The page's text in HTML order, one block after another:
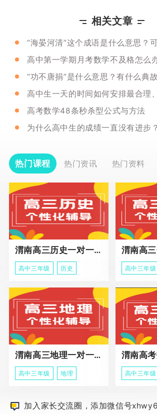
相关文章
“海晏河清”这个成语是什么意思？
“功不唐捐”是什么意思？有什么典
高中生一天的时间如何安排最合理
高考数学48条秒杀型公式与方法
热门课程 热门资讯 热门资料
渭南高三历史一对一冲刺课程
高中三年级 历史 高中三年级
渭南高三地理一对一同步辅导课程
高中三年级 地理 高中三年级
加入家长交流圈，添加微信号